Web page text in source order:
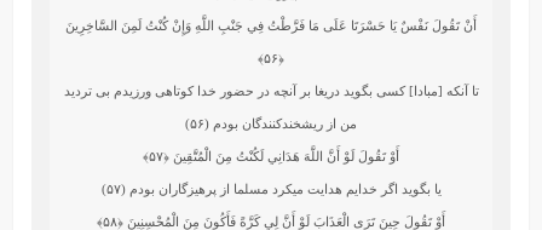
أَنْ تَقُولَ نَفْسٌ يَا حَسْرَتَا عَلَى مَا فَرَّطْتُ فِي جَنْبِ اللَّهِ وَإِنْ كُنْتُ لَمِنَ السَّاخِرِينَ
﴿۵۶﴾
تا آنكه [مبادا] كسى بگويد دريغا بر آنچه در حضور خدا كوتاهى ورزيدم بى‏ ترديد
من از ريشخندكنندگان بودم (۵۶)
أَوْ تَقُولَ لَوْ أَنَّ اللَّهَ هَدَانِي لَكُنْتُ مِنَ الْمُتَّقِينَ ﴿۵۷﴾
يا بگويد اگر خدايم هدايت میکرد مسلما از پرهيزگاران بودم (۵۷)
أَوْ تَقُولَ حِينَ تَرَى الْعَذَابَ لَوْ أَنَّ لِي كَرَّةً فَأَكُونَ مِنَ الْمُحْسِنِينَ ﴿۵۸﴾